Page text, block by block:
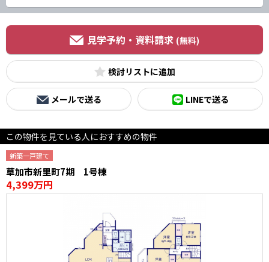
見学予約・資料請求 (無料)
検討リスト
メールで送る LINEで送る
この物件を見ている人におすすめの物件
新築一戸建て
草加市新里町7期 1号棟
4,399万円